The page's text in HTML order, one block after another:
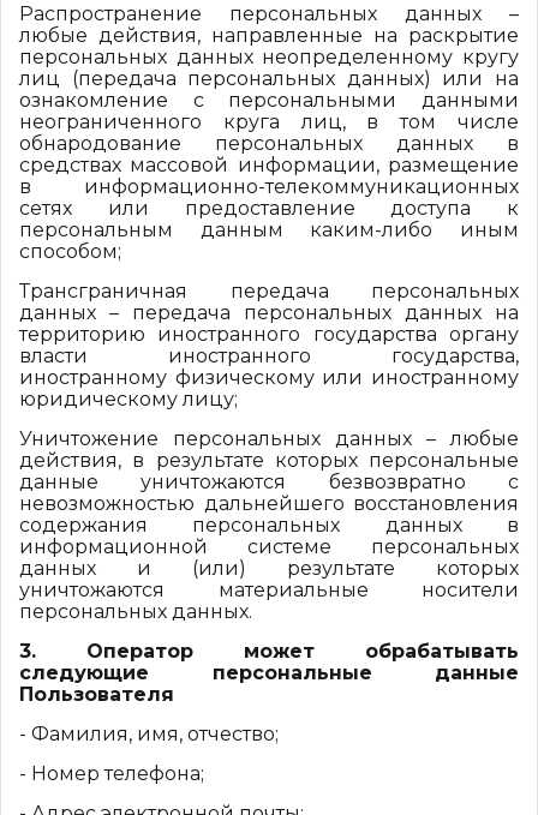
Распространение персональных данных –
любые действия, направленные на раскрытие
персональных данных неопределенному кругу
лиц (передача персональных данных) или на
ознакомление с персональными данными
неограниченного круга лиц, в том числе
обнародование персональных данных в
средствах массовой информации, размещение
в информационно-телекоммуникационных
сетях или предоставление доступа к
персональным данным каким-либо иным
способом;
Трансграничная передача персональных
данных – передача персональных данных на
территорию иностранного государства органу
власти иностранного государства,
иностранному физическому или иностранному
юридическому лицу;
Уничтожение персональных данных – любые
действия, в результате которых персональные
данные уничтожаются безвозвратно с
невозможностью дальнейшего восстановления
содержания персональных данных в
информационной системе персональных
данных и (или) результате которых
уничтожаются материальные носители
персональных данных.
3. Оператор может обрабатывать
следующие персональные данные
Пользователя
- Фамилия, имя, отчество;
- Номер телефона;